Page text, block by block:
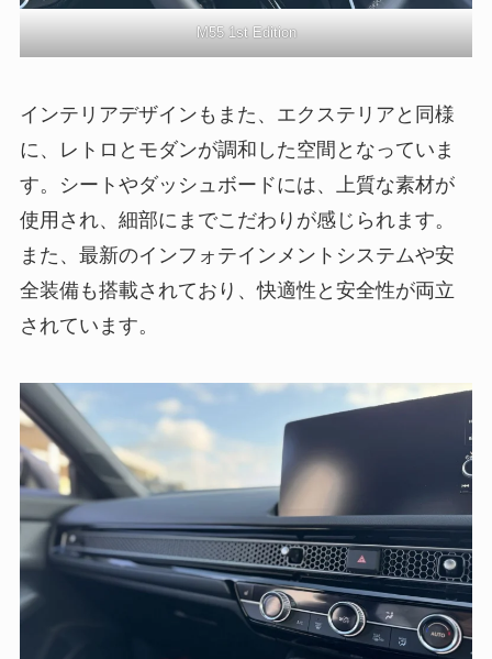
M55 1st Edition
インテリアデザインもまた、エクステリアと同様
に、レトロとモダンが調和した空間となっていま
す。シートやダッシュボードには、上質な素材が
使用され、細部にまでこだわりが感じられます。
また、最新のインフォテインメントシステムや安
全装備も搭載されており、快適性と安全性が両立
されています。